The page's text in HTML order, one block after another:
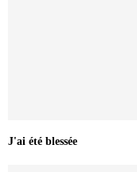
J'ai été blessée